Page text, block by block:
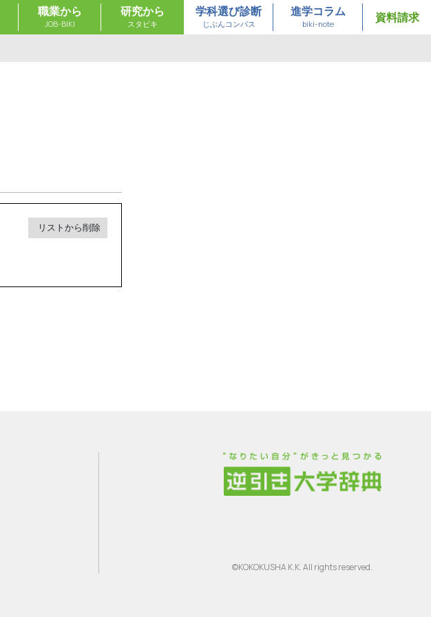
職業から
JOB-BIKI
研究から
スタビキ
学科選び診断
じぶんコンパス
進学コラム
biki-note
資料請求
リストから削除
©KOKOKUSHA K.K. All rights reserved.